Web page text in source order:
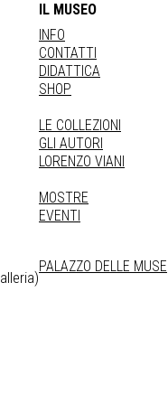
IL MUSEO
INFO
CONTATTI
DIDATTICA
SHOP
LE COLLEZIONI
GLI AUTORI
LORENZO VIANI
MOSTRE
EVENTI
PALAZZO DELLE MUSE